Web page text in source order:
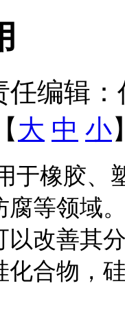
任编辑：
大 中 小
于橡胶、
腐等领域
以改善其
化合物，